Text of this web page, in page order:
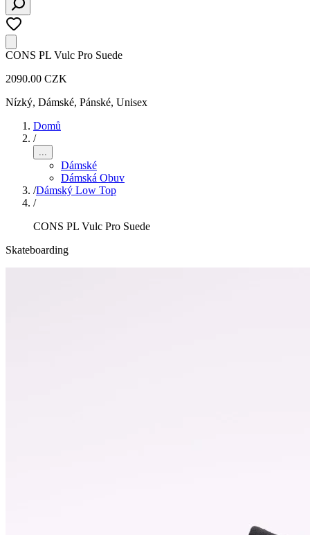
CONS PL Vulc Pro Suede
2090.00 CZK
Nízký, Dámské, Pánské, Unisex
Domů
/
...
Dámské
Dámská Obuv
/Dámský Low Top
/
CONS PL Vulc Pro Suede
Skateboarding